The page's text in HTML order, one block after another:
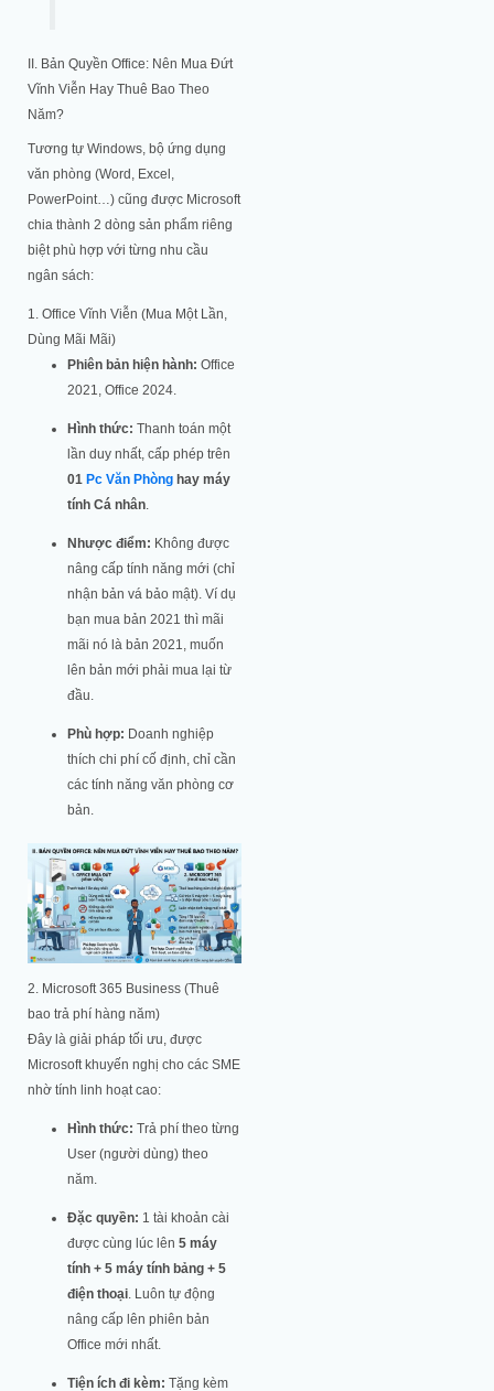
II. Bản Quyền Office: Nên Mua Đứt
Vĩnh Viễn Hay Thuê Bao Theo
Năm?
Tương tự Windows, bộ ứng dụng
văn phòng (Word, Excel,
PowerPoint…) cũng được Microsoft
chia thành 2 dòng sản phẩm riêng
biệt phù hợp với từng nhu cầu
ngân sách:
1. Office Vĩnh Viễn (Mua Một Lần,
Dùng Mãi Mãi)
Phiên bản hiện hành: Office
2021, Office 2024.
Hình thức: Thanh toán một
lần duy nhất, cấp phép trên
01 Pc Văn Phòng hay máy
tính Cá nhân.
Nhược điểm: Không được
nâng cấp tính năng mới (chỉ
nhận bản vá bảo mật). Ví dụ
bạn mua bản 2021 thì mãi
mãi nó là bản 2021, muốn
lên bản mới phải mua lại từ
đầu.
Phù hợp: Doanh nghiệp
thích chi phí cố định, chỉ cần
các tính năng văn phòng cơ
bản.
2. Microsoft 365 Business (Thuê
bao trả phí hàng năm)
Đây là giải pháp tối ưu, được
Microsoft khuyến nghị cho các SME
nhờ tính linh hoạt cao:
Hình thức: Trả phí theo từng
User (người dùng) theo
năm.
Đặc quyền: 1 tài khoản cài
được cùng lúc lên 5 máy
tính + 5 máy tính bảng + 5
điện thoại. Luôn tự động
nâng cấp lên phiên bản
Office mới nhất.
Tiện ích đi kèm: Tặng kèm